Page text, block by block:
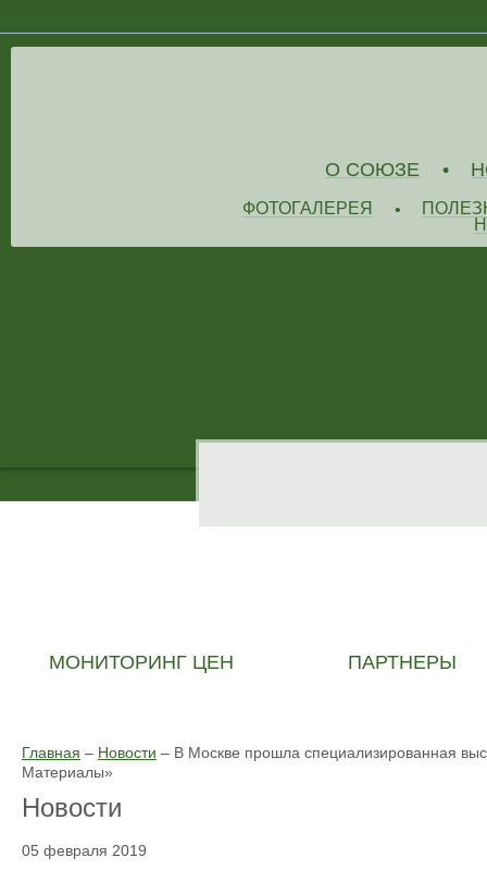
О СОЮЗЕ •
ФОТОГАЛЕРЕЯ •
МОНИТОРИНГ ЦЕН ПАРТНЕРЫ
Главная – Новости – В Москве прошла специализированная
Материалы»
Новости
05 февраля 2019